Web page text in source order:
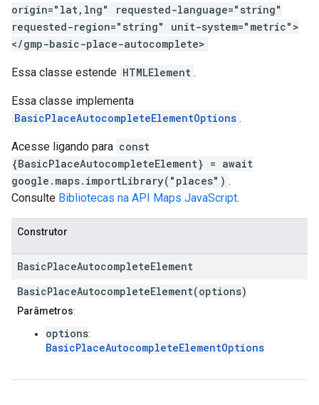
origin="lat,lng" requested-language="string"
requested-region="string" unit-system="metric">
</gmp-basic-place-autocomplete>
Essa classe estende HTMLElement .
Essa classe implementa
BasicPlaceAutocompleteElementOptions .
Acesse ligando para const
{BasicPlaceAutocompleteElement} = await
google.maps.importLibrary("places") .
Consulte Bibliotecas na API Maps JavaScript.
Construtor
BasicPlaceAutocompleteElement
BasicPlaceAutocompleteElement(options)
Parâmetros:
options:
BasicPlaceAutocompleteElementOptions